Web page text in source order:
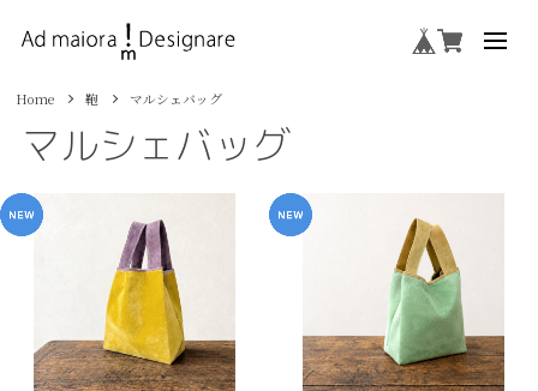
Home 鞄 マルシェバッグ
マルシェバッグ